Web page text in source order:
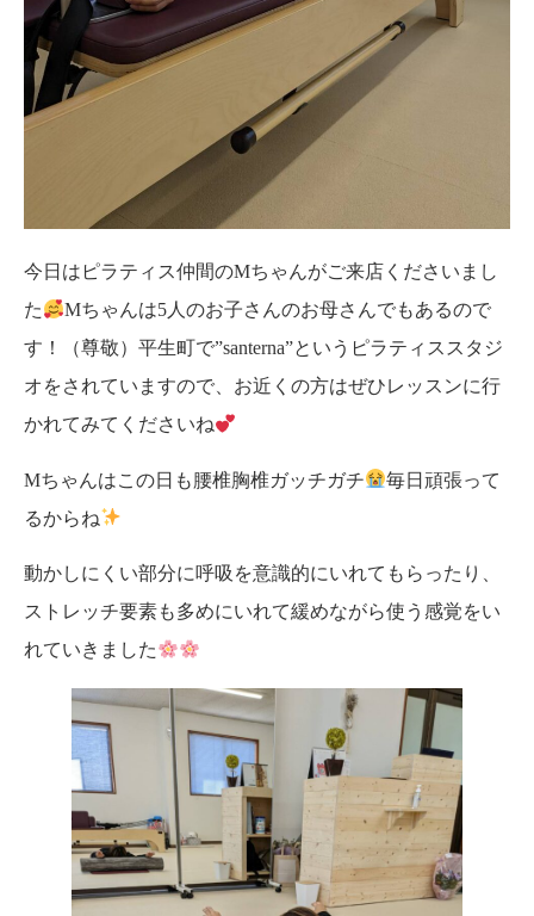
今日はピラティス仲間のMちゃんがご来店くださいまし
た
Mちゃんは5人のお子さんのお母さんでもあるので
す！（尊敬）平生町で”santerna”というピラティススタジ
オをされていますので、お近くの方はぜひレッスンに行
かれてみてくださいね
Mちゃんはこの日も腰椎胸椎ガッチガチ
毎日頑張って
るからね
動かしにくい部分に呼吸を意識的にいれてもらったり、
ストレッチ要素も多めにいれて緩めながら使う感覚をい
れていきました